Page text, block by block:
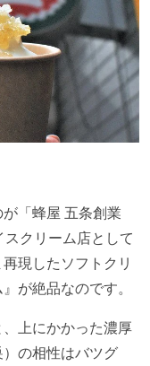
「蜂屋 五条創業
クリーム店として
現したソフトクリ
が絶品なのです。
上にかかった濃厚
の相性はバツグ